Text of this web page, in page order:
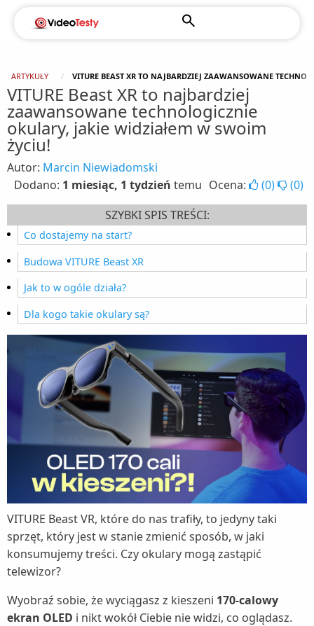
ARTYKUŁY VITURE BEAST XR TO NAJBARDZIEJ ZAAWANSOWANE
VITURE Beast XR to najbardziej
zaawansowane technologicznie
okulary, jakie widziałem w swoim
życiu!
Autor: Marcin Niewiadomski
Dodano: 1 miesiąc, 1 tydzień temu Ocena: (0) (0)
SZYBKI SPIS TREŚCI:
Co dostajemy na start?
Budowa VITURE Beast XR
Jak to w ogóle działa?
Dla kogo takie okulary są?
VITURE Beast VR, które do nas trafiły, to jedyny taki
sprzęt, który jest w stanie zmienić sposób, w jaki
konsumujemy treści. Czy okulary mogą zastąpić
telewizor?
Wyobraź sobie, że wyciągasz z kieszeni 170-calowy
ekran OLED i nikt wokół Ciebie nie widzi, co oglądasz.